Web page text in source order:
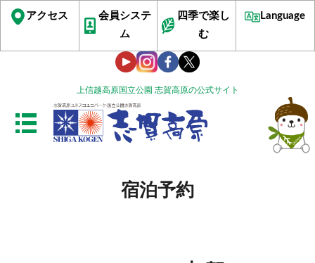
上信越高原国立公園 志賀高原の公式サイト
アクセス
会員システ
ム
四季で楽し
む
Language
宿泊予約